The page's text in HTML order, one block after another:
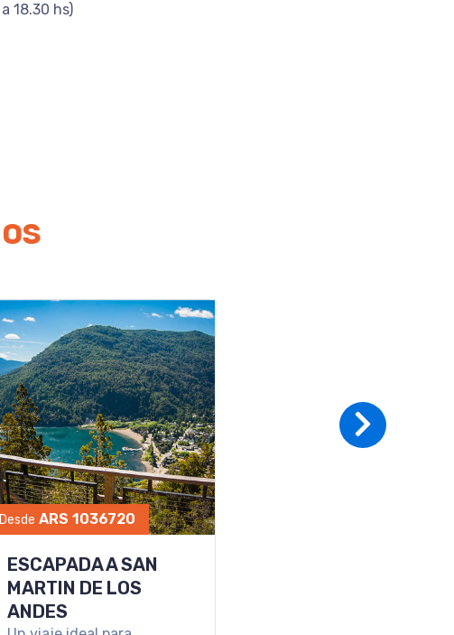
18.30 hs)
Desde ARS 1036720
ESCAPADA A SAN
MARTIN DE LOS
ANDES